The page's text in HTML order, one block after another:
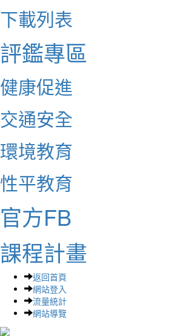
下載列表
評鑑專區
健康促進
交通安全
環境教育
性平教育
官方FB
課程計畫
返回首頁
網站登入
流量統計
網站導覽